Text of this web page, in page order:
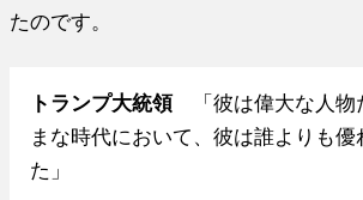
たのです。
トランプ大統領「彼は偉大な人物
まな時代において、彼は誰よりも優
た」